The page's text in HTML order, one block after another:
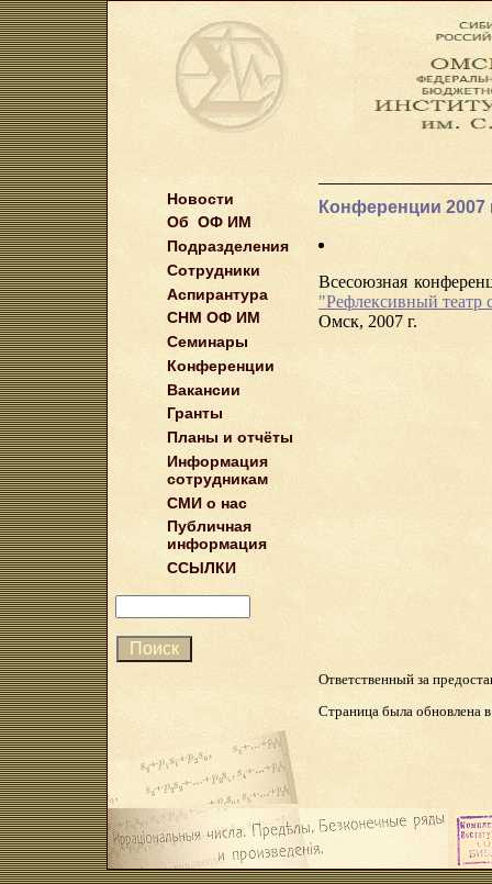
Новости
Об ОФ ИМ
Подразделения
Сотрудники
Аспирантура
СНМ ОФ ИМ
Семинары
Конференции
Вакансии
Гранты
Планы и отчёты
Информация
сотрудникам
СМИ о нас
Публичная
информация
ССЫЛКИ
Конференции 2007
Всесоюзная
"Рефлексивный театр
Омск, 2007 г.
Ответственный за
Страница была обновлена